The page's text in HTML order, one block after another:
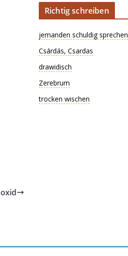
Richtig schreiben
jemanden schuldig sprechen
Csárdás, Csardas
drawidisch
Zerebrum
trocken wischen